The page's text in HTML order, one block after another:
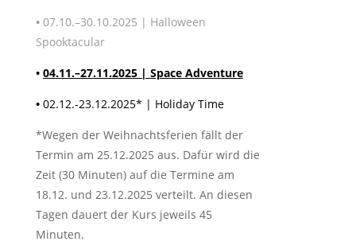
•07.10.–30.10.2025 | Halloween
Spooktacular
• 04.11.–27.11.2025 | Space Adventure
• 02.12.-23.12.2025* | Holiday Time
*Wegen der Weihnachtsferien fällt der
Termin am 25.12.2025 aus. Dafür wird die
Zeit (30 Minuten) auf die Termine am
18.12. und 23.12.2025 verteilt. An diesen
Tagen dauert der Kurs jeweils 45
Minuten.